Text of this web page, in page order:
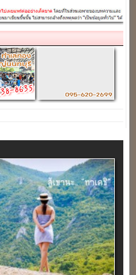
ชาวบ้าน (พร้อมช่องทางการจอง
ล็อค)